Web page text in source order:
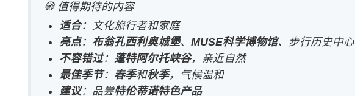
🧭 值得期待的内容
适合：文化旅行者和家庭
亮点： 布翁孔西利奥城堡、MUSE科学博物馆、步行历史中心
不容错过： 蓬特阿尔托峡谷，亲近自然
最佳季节： 春季和秋季，气候温和
建议：品尝特伦蒂诺特色产品